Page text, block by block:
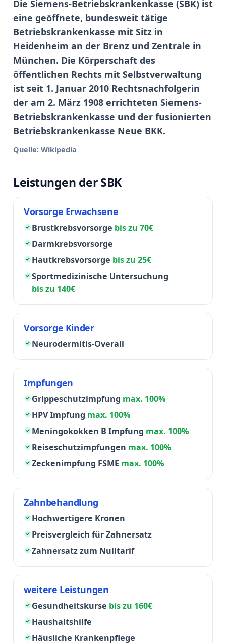
Die Siemens-Betriebskrankenkasse (SBK) ist
eine geöffnete, bundesweit tätige
Betriebskrankenkasse mit Sitz in
Heidenheim an der Brenz und Zentrale in
München. Die Körperschaft des
öffentlichen Rechts mit Selbstverwaltung
ist seit 1. Januar 2010 Rechtsnachfolgerin
der am 2. März 1908 errichteten Siemens-
Betriebskrankenkasse und der fusionierten
Betriebskrankenkasse Neue BKK.
Quelle: Wikipedia
Leistungen der SBK
Vorsorge Erwachsene
Brustkrebsvorsorge bis zu 70€
Darmkrebsvorsorge
Hautkrebsvorsorge bis zu 25€
Sportmedizinische Untersuchung
bis zu 140€
Vorsorge Kinder
Neurodermitis-Overall
Impfungen
Grippeschutzimpfung max. 100%
HPV Impfung max. 100%
Meningokokken B Impfung max. 100%
Reiseschutzimpfungen max. 100%
Zeckenimpfung FSME max. 100%
Zahnbehandlung
Hochwertigere Kronen
Preisvergleich für Zahnersatz
Zahnersatz zum Nulltarif
weitere Leistungen
Gesundheitskurse bis zu 160€
Haushaltshilfe
Häusliche Krankenpflege